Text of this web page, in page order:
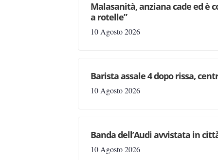
Malasanità, anziana cade ed è
a rotelle”
10 Agosto 2026
Barista assale 4 dopo rissa,
10 Agosto 2026
Banda dell’Audi avvistata in
10 Agosto 2026